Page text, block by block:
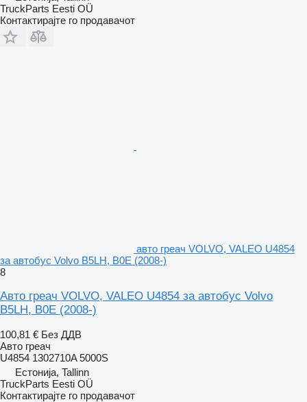
TruckParts Eesti OÜ
Контактирајте го продавачот
авто греач VOLVO, VALEO U4854
за автобус Volvo B5LH, B0E (2008-)
8
Авто греач VOLVO, VALEO U4854 за автобус Volvo
B5LH, B0E (2008-)
100,81 € Без ДДВ
Авто греач
U4854 1302710A 5000S
Естонија, Tallinn
TruckParts Eesti OÜ
Контактирајте го продавачот